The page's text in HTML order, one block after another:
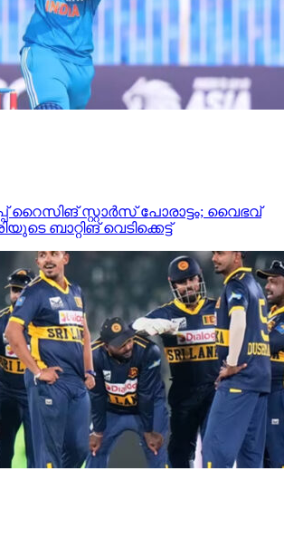
റൈസിങ് സ്റ്റാര്‍സ് പോരാട്ടം; വൈഭവ്
ബാറ്റിങ് വെടിക്കെട്ട്